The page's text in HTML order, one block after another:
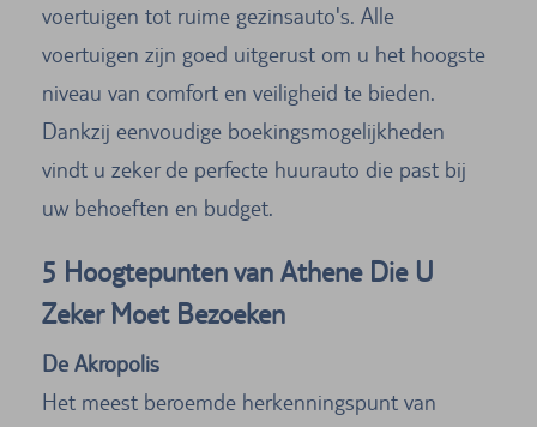
voertuigen tot ruime gezinsauto's. Alle
voertuigen zijn goed uitgerust om u het hoogste
niveau van comfort en veiligheid te bieden.
Dankzij eenvoudige boekingsmogelijkheden
vindt u zeker de perfecte huurauto die past bij
uw behoeften en budget.
5 Hoogtepunten van Athene Die U
Zeker Moet Bezoeken
De Akropolis
Het meest beroemde herkenningspunt van